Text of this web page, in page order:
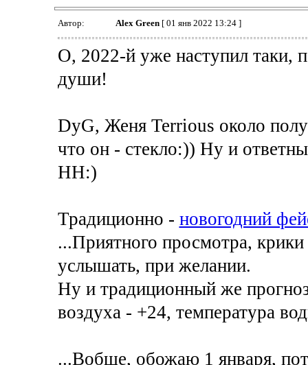
Автор: Alex Green[ 01 янв 2022 13:24 ]
О, 2022-й уже наступил таки,
души!
DyG, Женя Terrious около
что он - стекло:)) Ну и
НН:)
Традиционно - новогодний
...Приятного просмотра,
услышать, при желании.
Ну и традиционный же
воздуха - +24, температура
...Вобще, обожаю 1 января,